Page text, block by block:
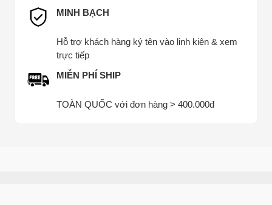
MINH BẠCH
Hỗ trợ khách hàng ký tên vào linh kiện & xem
trực tiếp
MIỄN PHÍ SHIP
TOÀN QUỐC với đơn hàng > 400.000đ